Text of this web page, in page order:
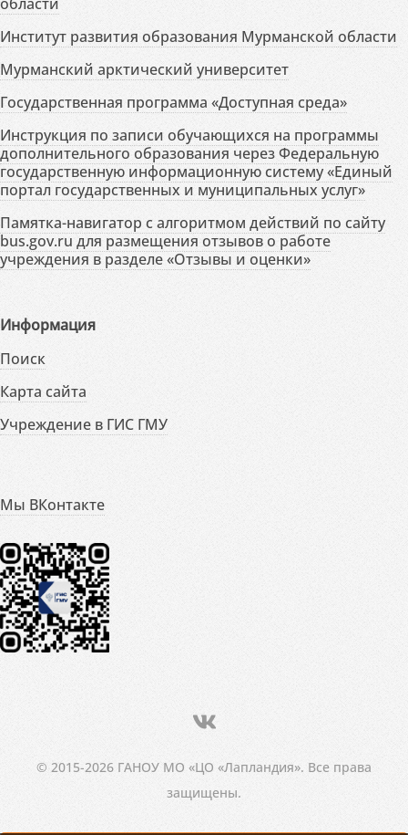
Институт развития образования Мурманской области
Мурманский арктический университет
Государственная программа «Доступная среда»
Инструкция по записи обучающихся на программы
дополнительного образования через Федеральную
государственную информационную систему «Единый
портал государственных и муниципальных услуг»
Памятка-навигатор с алгоритмом действий по сайту
bus.gov.ru для размещения отзывов о работе
учреждения в разделе «Отзывы и оценки»
Информация
Поиск
Карта сайта
Учреждение в ГИС ГМУ
Мы ВКонтакте
© 2015-2026 ГАНОУ МО «ЦО «Лапландия». Все права
защищены.